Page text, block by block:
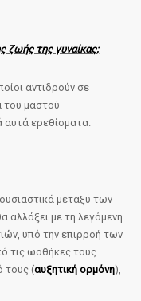
ζωής της γυναίκας;
αντιδρούν σε
του μαστού
αυτά ερεθίσματα.
μεταξύ των
αλλάξει με τη λεγόμενη
υπό την επιρροή των
τις ωοθήκες τους
τους (αυξητική ορμόνη),